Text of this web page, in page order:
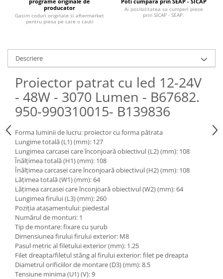
Pistoane
Furtune si conducte
Injectoare
Chiuloasa
Vibrochen - ax came - arbore cotit
Camasa piston
Segmenti motor
Termoflot
Cablu acceleratie
Senzori de presiune ulei
Vaporizatoare
Radiatoare AC
Piese frana
Discuri de frana
Etrieri
Placute de frana
Pompa de frana - cilindru de frana
Frana utilaje
Supapa franare
Piese Iveco
Piese Grove
Piese motor Perkins
Piese Deutz Fahr
Piese Atlas Copco
Piese Hitachi
Piese Vermeer
Piese Gehl
Piese Socage
Piese Kaeser
Piese Wacker Neuson
Piese David Brown
Piese Mc Cormick
Piese Lamborghini
Piese Same
Piese Renault
producator
Gasim coduri originale si aftermarket
pentru piesa pe care o cauti
Ai posibilitatea sa cumperi piese
prin SICAP - SEAP.
Descriere
Proiector patrat cu led 12-24V
- 48W - 3070 Lumen - B67682.
950-990310015- B139836
Forma luminii de lucru: proiector cu forma pătrata
Lungime totală (L1) (mm): 127
Lungimea carcasei care înconjoară obiectivul (L2) (mm): 108
Înălțimea totală (H1) (mm): 108
Înălțimea carcasei care înconjoară obiectivul (H2) (mm): 108
Lățimea totală (W1) (mm): 64
Lățimea carcasei care înconjoară obiectivul (W2) (mm): 64
Lungimea firului (L3) (mm): 260
Poziția atașamentului: piedestal
Numărul de monturi: 1
Tip de montare: fixare cu șurub
Dimensiunea firului firului exterior: M8
Pasul metric al filetului exterior (mm): 1.25
Filet dreapta/filetul stâng al firului exterior: filet pe dreapta
Diametrul orificiilor de montare (D3) (mm): 8.5
Tensiune minima (U1) (V): 9